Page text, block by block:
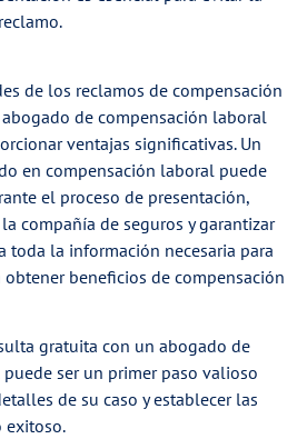
de los reclamos de compensación
de compensación laboral
ventajas significativas. Un
en compensación laboral puede
el proceso de presentación,
compañía de seguros y garantizar
toda la información necesaria para
obtener beneficios de compensación
gratuita con un abogado de
ser un primer paso valioso
de su caso y establecer las
exitoso.